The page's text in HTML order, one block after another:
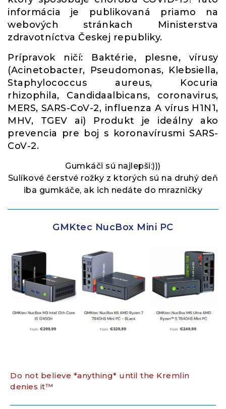
informácia je publikovaná priamo na
webových stránkach Ministerstva
zdravotníctva Českej republiky.
Prípravok ničí: Baktérie, plesne, vírusy
(Acinetobacter, Pseudomonas, Klebsiella,
Staphylococcus aureus, Kocuria
rhizophila, Candidaalbicans, coronavirus,
MERS, SARS-CoV-2, influenza A vírus H1N1,
MHV, TGEV ai) Produkt je ideálny ako
prevencia pre boj s koronavírusmi SARS-
CoV-2.
Gumkáči sú najlepši:)))
Sulíkové čerstvé rožky z ktorých sú na druhý deň
iba gumkáče, ak ich nedáte do mrazničky
GMKtec NucBox Mini PC
Do not believe *anything* until the Kremlin
denies it™